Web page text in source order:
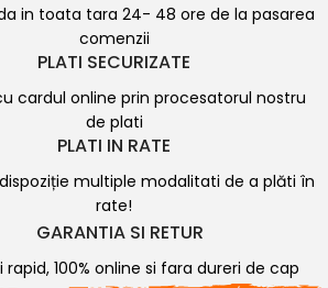
in toata tara 24- 48 ore de la pasarea
comenzii
PLATI SECURIZATE
cardul online prin procesatorul nostru
de plati
PLATI IN RATE
multiple modalitati de a plăti în
rate!
GARANTIA SI RETUR
rapid, 100% online si fara dureri de cap